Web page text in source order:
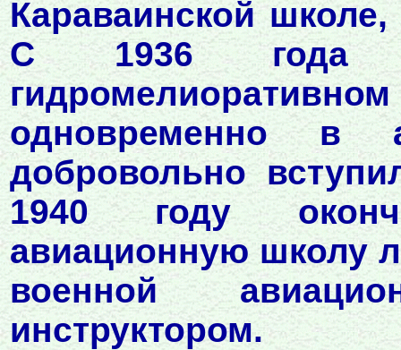
Караваинской
С 1936 года
одновременно в
добровольно
1940 году
авиационную школу
военной
инструктором.